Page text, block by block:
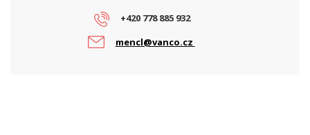
+420 778 885 932
mencl@vanco.cz